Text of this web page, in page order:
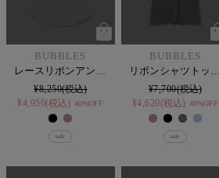
BUBBLES
¥8,250
¥4,950 税込 40%OFF
sale
BUBBLES
¥7,700
¥4,620 税込 40%OFF
sale